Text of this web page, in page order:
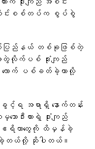
င်းစစ်တပ်က စွပ်စွဲ
ြည်နယ် တစ်ခုဖြစ်တဲ့
အတွဲလိုက်ပစ် ဒုံးကျည်
ောက် ပစ်ခတ်ခဲ့တာလို့
ဆိုခွင့်ရ အရာရှိ နောက်တန်း
ဒီးယားရဲ့ ဒုံးကျည်
ရိယာတွေကို ထိမှန်ခဲ့
ခဲ့တယ်လို့ ဆိုပါတယ်။